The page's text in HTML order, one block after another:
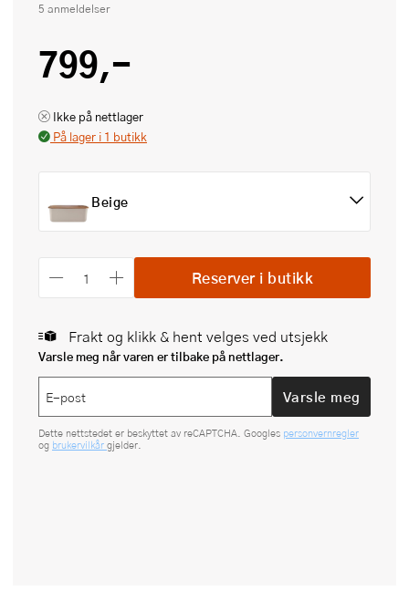
5 anmeldelser
799,-
Ikke på nettlager
På lager i 1 butikk
Beige
Reserver i butikk
Frakt og klikk & hent velges ved utsjekk
Varsle meg når varen er tilbake på nettlager.
Varsle meg
Dette nettstedet er beskyttet av reCAPTCHA. Googles personvernregler
og brukervilkår gjelder.